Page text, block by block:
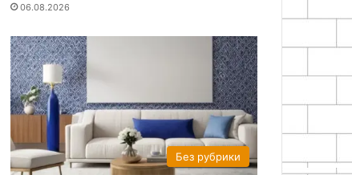
06.08.2026
Без рубрики